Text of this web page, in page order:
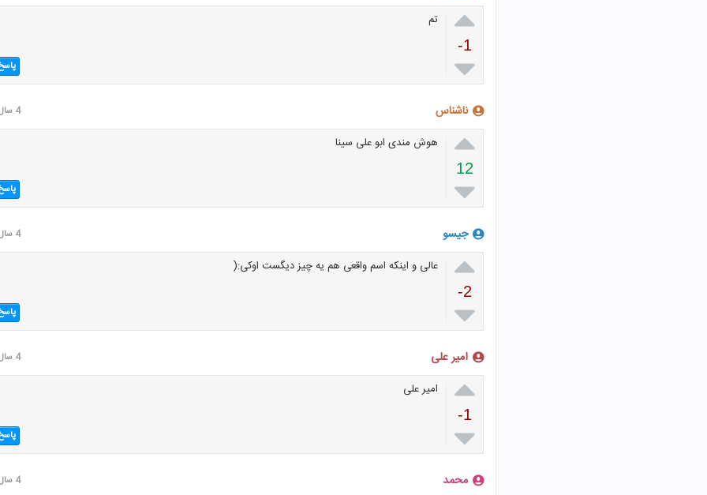

-1

تم
ناشناس 4 سال قبل

12

هوش مندی ابو علی سینا
جیسو 4 سال قبل

-2

عالی و اینکه اسم واقعی هم یه چیز دیگست اوکی:(
امیر علی 4 سال قبل

-1

امیر علی
محمد 4 سال قبل